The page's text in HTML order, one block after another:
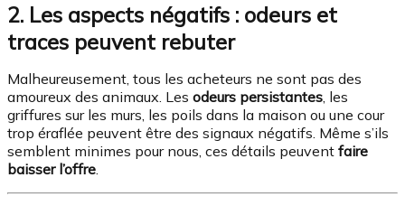
2. Les aspects négatifs : odeurs et
traces peuvent rebuter
Malheureusement, tous les acheteurs ne sont pas des
amoureux des animaux. Les odeurs persistantes, les
griffures sur les murs, les poils dans la maison ou une cour
trop éraflée peuvent être des signaux négatifs. Même s’ils
semblent minimes pour nous, ces détails peuvent faire
baisser l’offre.